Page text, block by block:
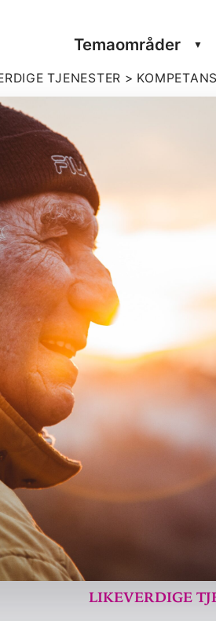
Tema­om­råder
TJENESTER >
Likeverdige